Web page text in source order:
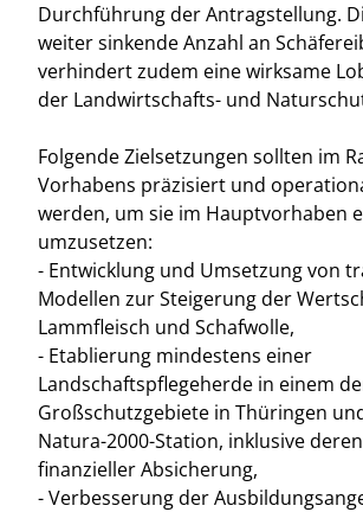
Durchführung der Antragstellung.
weiter sinkende Anzahl an
verhindert zudem eine wirksame
der Landwirtschafts- und
Folgende Zielsetzungen sollten im
Vorhabens präzisiert und
werden, um sie im Hauptvorhaben
umzusetzen:
- Entwicklung und Umsetzung von
Modellen zur Steigerung der
Lammfleisch und Schafwolle,
- Etablierung mindestens einer
Landschaftspflegeherde in einem
Großschutzgebiete in Thüringen
Natura-2000-Station, inklusive
finanzieller Absicherung,
- Verbesserung der